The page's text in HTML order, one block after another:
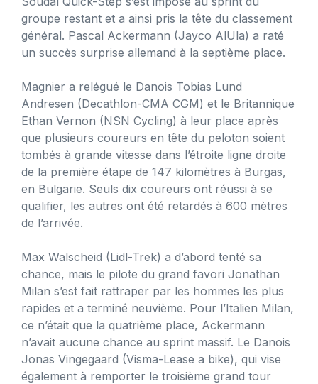
groupe restant et a ainsi pris la tête du classement
général. Pascal Ackermann (Jayco AlUla) a raté
un succès surprise allemand à la septième place.
Magnier a relégué le Danois Tobias Lund
Andresen (Decathlon-CMA CGM) et le Britannique
Ethan Vernon (NSN Cycling) à leur place après
que plusieurs coureurs en tête du peloton soient
tombés à grande vitesse dans l’étroite ligne droite
de la première étape de 147 kilomètres à Burgas,
en Bulgarie. Seuls dix coureurs ont réussi à se
qualifier, les autres ont été retardés à 600 mètres
de l’arrivée.
Max Walscheid (Lidl-Trek) a d’abord tenté sa
chance, mais le pilote du grand favori Jonathan
Milan s’est fait rattraper par les hommes les plus
rapides et a terminé neuvième. Pour l’Italien Milan,
ce n’était que la quatrième place, Ackermann
n’avait aucune chance au sprint massif. Le Danois
Jonas Vingegaard (Visma-Lease a bike), qui vise
également à remporter le troisième grand tour